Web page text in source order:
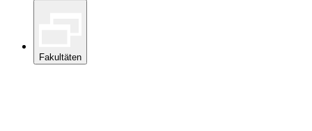
Fakultäten